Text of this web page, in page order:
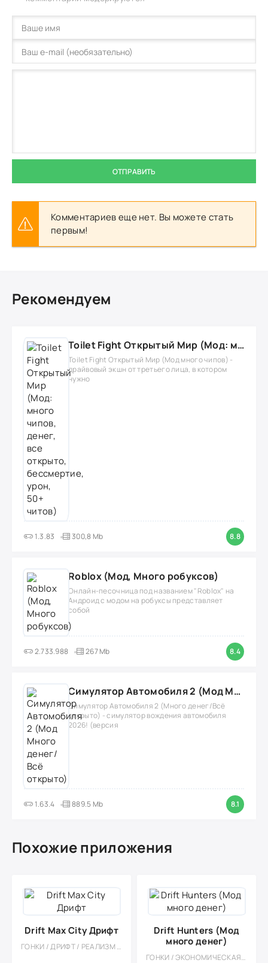
ОТПРАВИТЬ
Комментариев еще нет. Вы можете стать
первым!
Рекомендуем
Toilet Fight Открытый Мир (Мод: много чипов, денег, все открыто, бессмертие, урон, 50+ читов)
Toilet Fight Открытый Мир (Мод много чипов) -
драйвовый экшн от третьего лица, в котором
нужно
1.3.83 300,8 Mb 8.8
Roblox (Мод, Много робуксов)
Онлайн-песочница под названием "Roblox" на
Андроид с модом на робуксы представляет
собой
2.733.988 267 Mb 8.4
Симулятор Автомобиля 2 (Мод Много денег/Всё открыто)
Симулятор Автомобиля 2 (Много денег/Всё
открыто) - симулятор вождения автомобиля
2026! (версия
1.63.4 889.5 Mb 8.1
Похожие приложения
Drift Max City Дрифт
ГОНКИ / ДРИФТ / РЕАЛИЗМ / СИМУЛЯТОРЫ / 3D / МОД / ОДНОПОЛЬЗОВАТЕЛЬСКИЕ / ОФЛАЙН / ЭКСТРЕМАЛЬНАЯ ЕЗДА / СТИЛИЗАЦИЯ
Drift Hunters (Мод
много денег)
ГОНКИ / ЭКОНОМИЧЕСКАЯ СТРАТЕГИЯ / 3D / КАЗУАЛЬНЫЕ / ОДНОПОЛЬЗОВАТЕЛЬСКИЕ / ДРИФТ / СТИЛИЗАЦИЯ / ОФЛАЙН / МОД